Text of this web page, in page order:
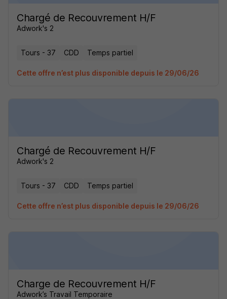
Chargé de Recouvrement H/F
Adwork's 2
Tours - 37 CDD Temps partiel
Cette offre n’est plus disponible depuis le 29/06/26
Chargé de Recouvrement H/F
Adwork's 2
Tours - 37 CDD Temps partiel
Cette offre n’est plus disponible depuis le 29/06/26
Charge de Recouvrement H/F
Adwork’s Travail Temporaire